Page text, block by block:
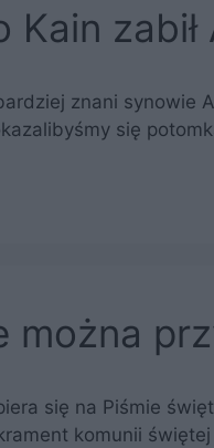
Kain zabił
znani synowie
się
można
się na Piśmie
komunii